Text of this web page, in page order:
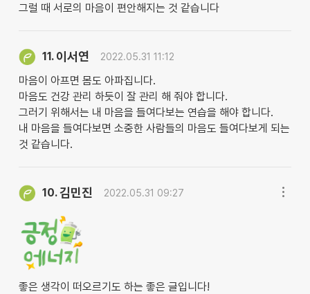
그럴 때 서로의 마음이 편안해지는 것 같습니다
11. 이서연 2022.05.31 11:12
마음이 아프면 몸도 아파집니다.
마음도 건강 관리 하듯이 잘 관리 해 줘야 합니다.
그러기 위해서는 내 마음을 들여다보는 연습을 해야 합니다.
내 마음을 들여다보면 소중한 사람들의 마음도 들여다보게 되는
것 같습니다.
10.김민진 2022.05.31 09:27
좋은 생각이 떠오르기도 하는 좋은 글입니다!